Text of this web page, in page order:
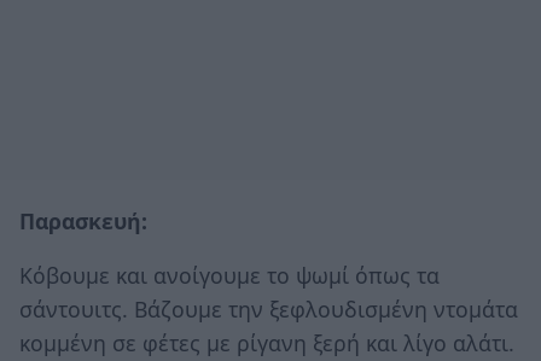
Παρασκευή:
Κόβουμε και ανοίγουμε το ψωμί όπως τα
σάντουιτς. Βάζουμε την ξεφλουδισμένη ντομάτα
κομμένη σε φέτες με ρίγανη ξερή και λίγο αλάτι.